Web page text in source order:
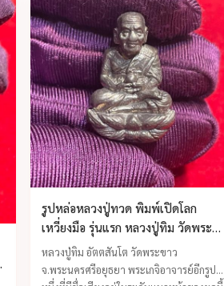
รูปหล่อหลวงปู่ทวด พิมพ์เปิดโลก
เหวี่ยงมือ รุ่นแรก หลวงปู่ทิม วัดพระ
ขาว ปลุกเสก ปี 2540
หลวงปู่ทิม อัตตสันโต วัดพระขาว
จ.พระนครศรีอยุธยา พระเกจิอาจารย์อีกรูป